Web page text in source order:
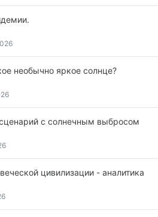
необычно яркое солнце?
с солнечным выбросом
цивилизации - аналитика